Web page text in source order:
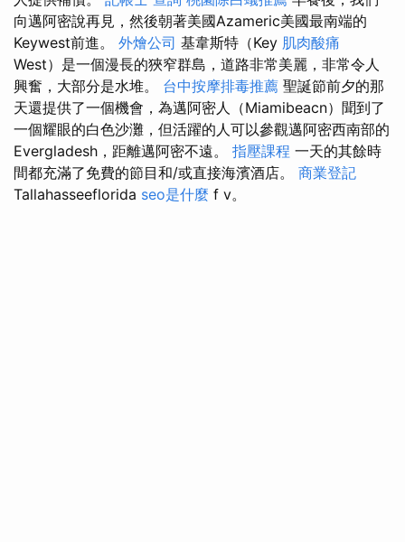
向邁阿密說再見，然後朝著美國Azameric美國最南端的
Keywest前進。 外燴公司 基韋斯特（Key 肌肉酸痛
West）是一個漫長的狹窄群島，道路非常美麗，非常令人
興奮，大部分是水堆。 台中按摩排毒推薦 聖誕節前夕的那
天還提供了一個機會，為邁阿密人（Miamibeacn）聞到了
一個耀眼的白色沙灘，但活躍的人可以參觀邁阿密西南部的
Evergladesh，距離邁阿密不遠。 指壓課程 一天的其餘時
間都充滿了免費的節目和/或直接海濱酒店。 商業登記
Tallahasseeflorida seo是什麼 f v。